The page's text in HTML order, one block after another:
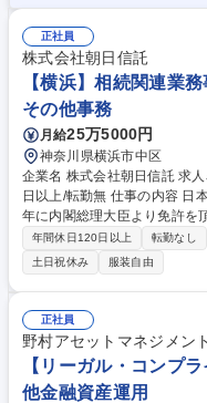
正社員
株式会社朝日信託
【横浜】相続関連業
その他事務
月給25万5000円
神奈川県横浜市中区
企業名 株式会社朝日信託 求人名 【横浜】相続関連業務事務/年間休日130
日以上/転勤無 仕事の内容 日本で初めて個人信託の専門会社として平成17
年に内閣総理大臣より免許を
お任せします。業務の詳細は、下記の通り
の手続/遺産目録や遺産分割協
の金融機関等の相続手続き/
業務/電話応対・来客応対等
す。まずは1つの案件を先輩
揮の元に1人で案件を担当し
程度を想定しております。 募集職種 【横浜】相続関連業務事務/年間休日
130日以上/転勤無
年間休日120日以上 転勤なし
土日祝休み
服装自由
正社員
野村アセットマネジメン
【リーガル・コンプ
他金融資産運用